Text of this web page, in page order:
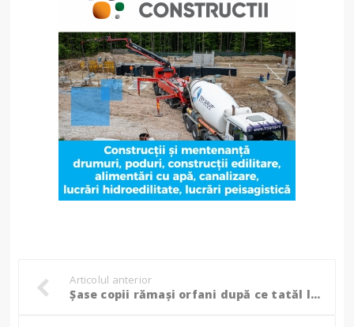
Articolul anterior
Șase copii rămași orfani după ce tatăl lor a fost omorât de un tânăr de 24 de ani: ”Nu pot să îmi explic gestul, motivul, furia!"